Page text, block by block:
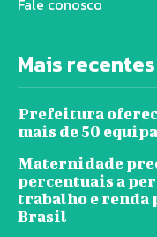
Fale conosco
Mais recentes
Prefeitura
mais de 50
Maternidade
percentuais a
trabalho e renda
Brasil